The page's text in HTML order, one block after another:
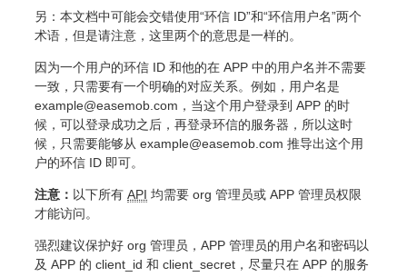
另：本文档中可能会交错使用“环信 ID”和“环信用户名”两个
术语，但是请注意，这里两个的意思是一样的。
因为一个用户的环信 ID 和他的在 APP 中的用户名并不需要
一致，只需要有一个明确的对应关系。例如，用户名是
example@easemob.com，当这个用户登录到 APP 的时
候，可以登录成功之后，再登录环信的服务器，所以这时
候，只需要能够从 example@easemob.com 推导出这个用
户的环信 ID 即可。
注意： 以下所有 API 均需要 org 管理员或 APP 管理员权限
才能访问。
强烈建议保护好 org 管理员，APP 管理员的用户名和密码以
及 APP 的 client_id 和 client_secret，尽量只在 APP 的服务